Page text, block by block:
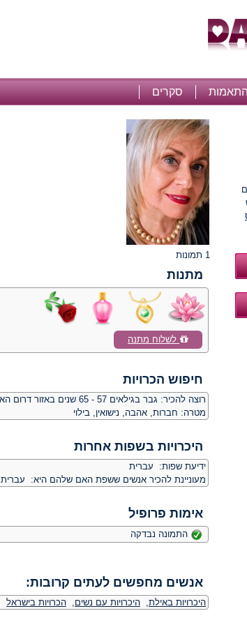
סקרים
1 תמונות
מתנות
לשלוח מתנה
חיפוש הכרויות
רוצה להכיר: גבר בגילאים 57 - 65 שנים באזור דרום הארץ
מטרה: חברות, אהבה, נישואין, בילוי
היכרויות בשפות אחרות
ידיעת שפות: עברית
מעוניינת להכיר אנשים ששפת האם שלהם היא: עברית
אימות פרופיל
התמונה נבדקה
אנשים מחפשים לעתים קרובות:
היכרויות באילת, היכרויות עם נשים, הכרויות בישראל